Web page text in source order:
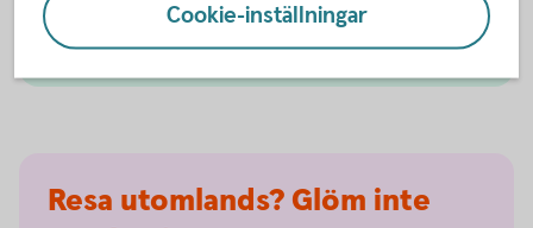
Resa utomlands? Glöm inte
Cookie-inställningar